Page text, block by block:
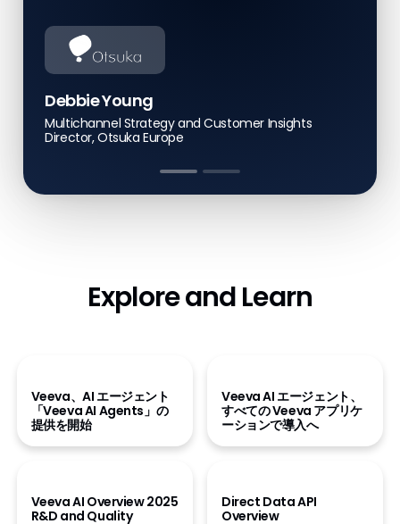
Debbie Young
Multichannel Strategy and Customer Insights
Director, Otsuka Europe
Vas Mavrogenis
Global Head of Quality, CSL
Explore and Learn
Veeva、AI エージェント
「Veeva AI Agents」の
提供を開始
Veeva AI エージェント、
すべての Veeva アプリケ
ーションで導入へ
Veeva AI Overview2025
R&D and Quality
Direct Data API
Overview